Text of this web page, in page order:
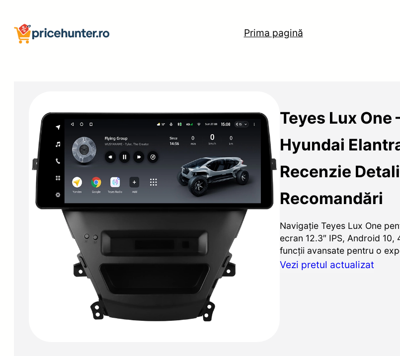
conținut
Prima pagină
Teyes Lux One
Hyundai
Recenzie
Recomandări
Navigație Teyes Lux One
ecran 12.3″ IPS, Android 10,
funcții avansate pentru o
Vezi pretul actualizat